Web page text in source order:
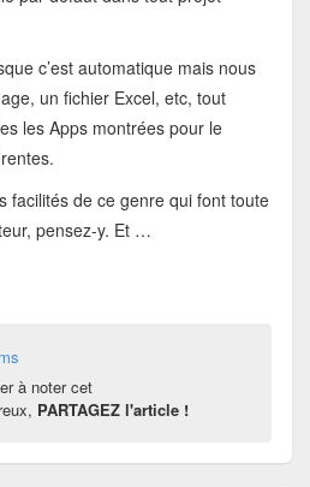
c’est automatique mais nous
un fichier Excel, etc, tout
les Apps montrées pour le
facilités de ce genre qui font toute
pensez-y. Et …
à noter cet
PARTAGEZ l'article !